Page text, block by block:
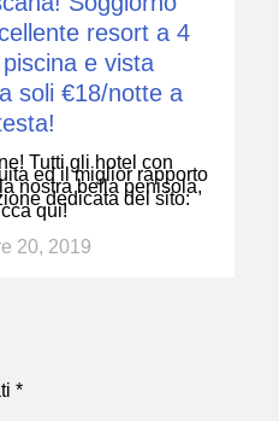
resort a 4
e vista
soli €18/notte a
Tutti gli hotel con
ed il miglior rapporto
nostra bella penisola,
dedicata del sito:
qui!
20, 2019
*